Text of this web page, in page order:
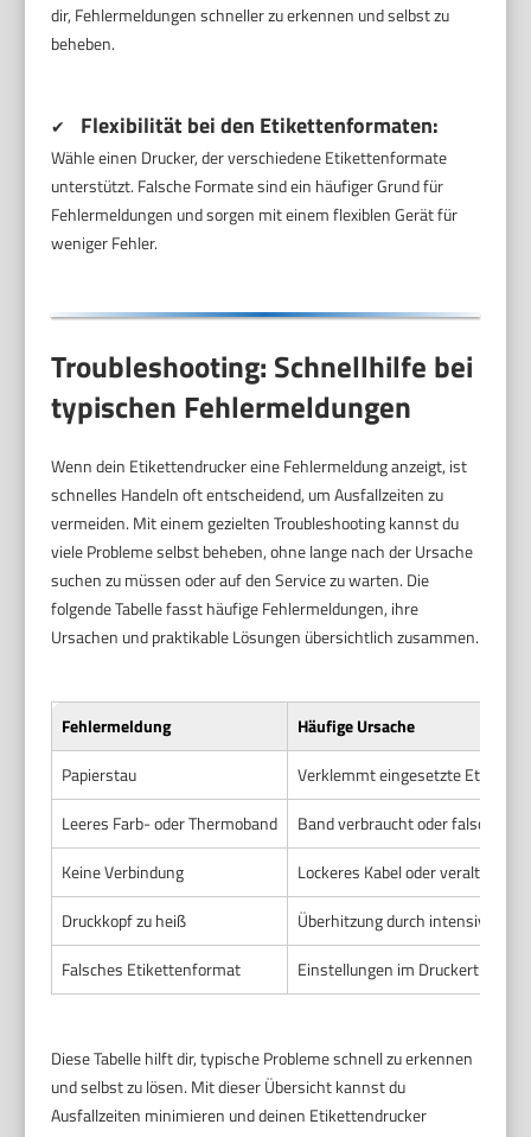
dir, Fehlermeldungen schneller zu erkennen und selbst zu
beheben.
✔ Flexibilität bei den Etikettenformaten:
Wähle einen Drucker, der verschiedene Etikettenformate
unterstützt. Falsche Formate sind ein häufiger Grund für
Fehlermeldungen und sorgen mit einem flexiblen Gerät für
weniger Fehler.
Troubleshooting: Schnellhilfe bei
typischen Fehlermeldungen
Wenn dein Etikettendrucker eine Fehlermeldung anzeigt, ist
schnelles Handeln oft entscheidend, um Ausfallzeiten zu
vermeiden. Mit einem gezielten Troubleshooting kannst du
viele Probleme selbst beheben, ohne lange nach der Ursache
suchen zu müssen oder auf den Service zu warten. Die
folgende Tabelle fasst häufige Fehlermeldungen, ihre
Ursachen und praktikable Lösungen übersichtlich zusammen.
Fehlermeldung
Häufige Ursache
Papierstau
Verklemmt eingesetzte
Leeres Farb- oder Thermoband
Band verbraucht oder falsch
Keine Verbindung
Lockeres Kabel oder veralteter
Druckkopf zu heiß
Überhitzung durch intensive
Falsches Etikettenformat
Einstellungen im Druckertreiber
Diese Tabelle hilft dir, typische Probleme schnell zu erkennen
und selbst zu lösen. Mit dieser Übersicht kannst du
Ausfallzeiten minimieren und deinen Etikettendrucker